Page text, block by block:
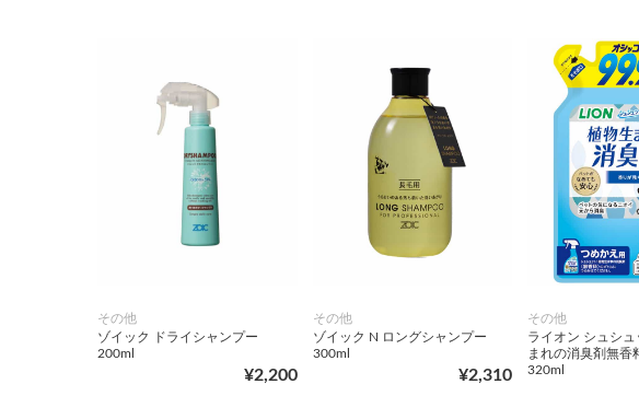
その他
ゾイック ドライシャンプー
200ml
¥2,200
その他
ゾイック N ロングシャンプー
300ml
¥2,310
その他
ライオン シュシ
まれの消臭剤無香
320ml